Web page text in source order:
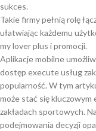
sukces.
Takie firmy pełnią rolę
ułatwiając każdemu
my lover plus i promocji.
Aplikacje mobilne
dostęp execute usług
popularność. W tym
może stać się
zakładach sportowych.
podejmowania decyzji